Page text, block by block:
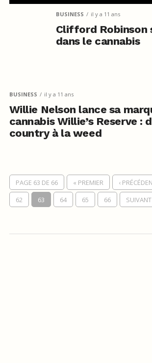
BUSINESS il y a 11 ans
Clifford Robinson
dans le cannabis
BUSINESS il y a 11 ans
Willie Nelson lance sa
cannabis Willie’s Reserve :
country à la weed
PAGE 63 DE 66 « PREMIER ‹
62
63 64 65 66 SUIVANT